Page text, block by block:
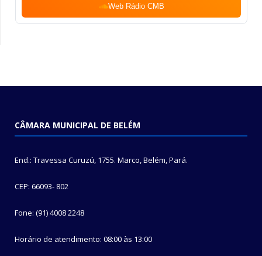
Web Rádio CMB
CÂMARA MUNICIPAL DE BELÉM
End.: Travessa Curuzú, 1755. Marco, Belém, Pará.
CEP: 66093- 802
Fone: (91) 4008 2248
Horário de atendimento: 08:00 às 13:00